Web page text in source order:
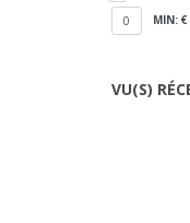
0 MIN: €
VU(S)